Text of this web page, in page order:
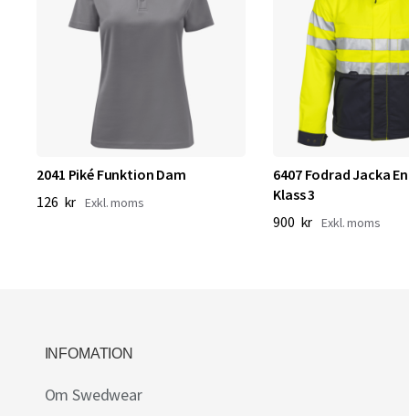
2041 Piké Funktion Dam
126 kr
6407 Fodrad Jacka
Klass 3
900 kr
INFOMATION
Om Swedwear